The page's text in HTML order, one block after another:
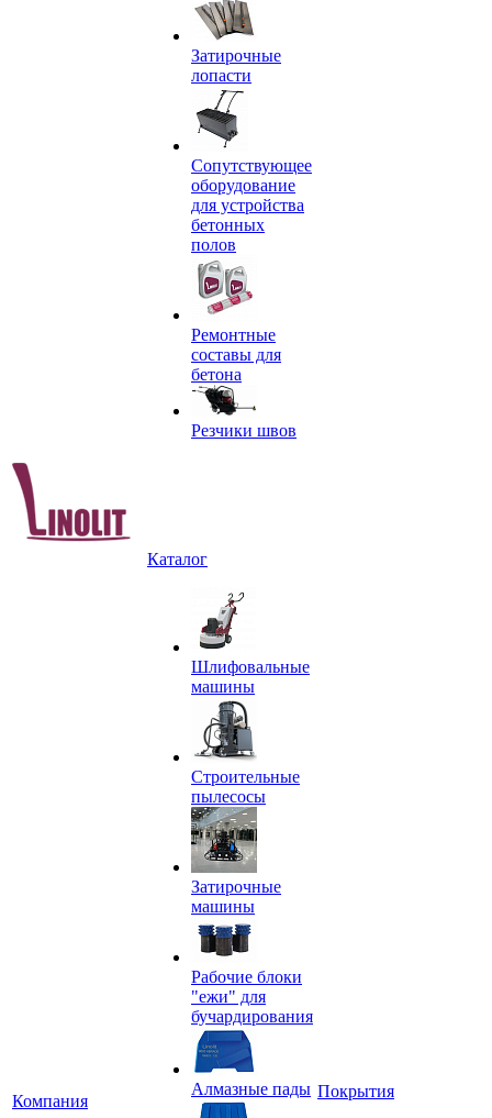
Затирочные
лопасти
Сопутствующее
оборудование
для устройства
бетонных
полов
Ремонтные
составы для
бетона
Резчики швов
Компания
Каталог
Шлифовальные
машины
Строительные
пылесосы
Затирочные
машины
Рабочие блоки
"ежи" для
бучардирования
Алмазные пады Покрытия